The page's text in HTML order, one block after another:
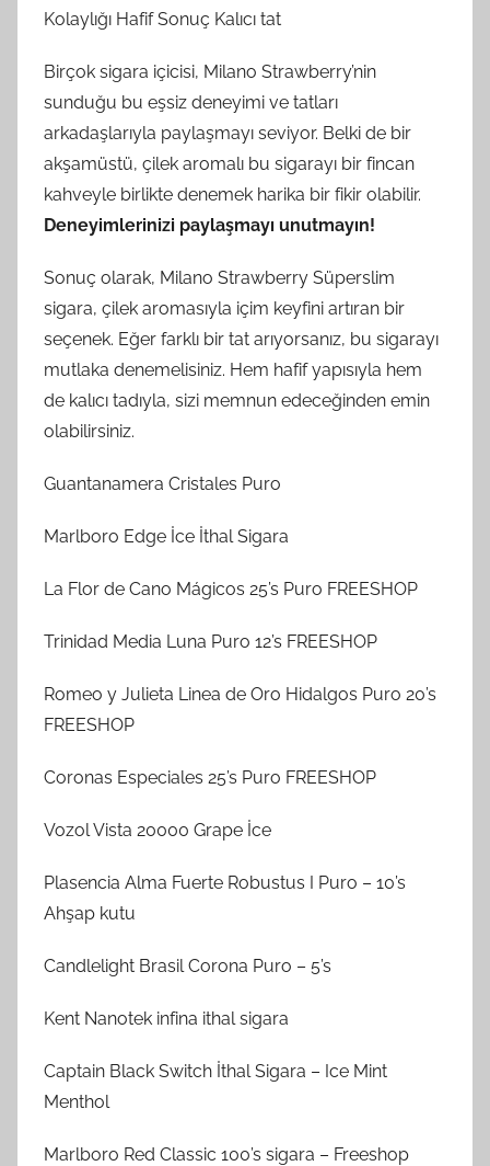
Kolaylığı Hafif Sonuç Kalıcı tat
Birçok sigara içicisi, Milano Strawberry’nin
sunduğu bu eşsiz deneyimi ve tatları
arkadaşlarıyla paylaşmayı seviyor. Belki de bir
akşamüstü, çilek aromalı bu sigarayı bir fincan
kahveyle birlikte denemek harika bir fikir olabilir.
Deneyimlerinizi paylaşmayı unutmayın!
Sonuç olarak, Milano Strawberry Süperslim
sigara, çilek aromasıyla içim keyfini artıran bir
seçenek. Eğer farklı bir tat arıyorsanız, bu sigarayı
mutlaka denemelisiniz. Hem hafif yapısıyla hem
de kalıcı tadıyla, sizi memnun edeceğinden emin
olabilirsiniz.
Guantanamera Cristales Puro
Marlboro Edge İce İthal Sigara
La Flor de Cano Mágicos 25’s Puro FREESHOP
Trinidad Media Luna Puro 12’s FREESHOP
Romeo y Julieta Linea de Oro Hidalgos Puro 20’s
FREESHOP
Coronas Especiales 25’s Puro FREESHOP
Vozol Vista 20000 Grape İce
Plasencia Alma Fuerte Robustus I Puro – 10’s
Ahşap kutu
Candlelight Brasil Corona Puro – 5’s
Kent Nanotek infina ithal sigara
Captain Black Switch İthal Sigara – Ice Mint
Menthol
Marlboro Red Classic 100’s sigara – Freeshop